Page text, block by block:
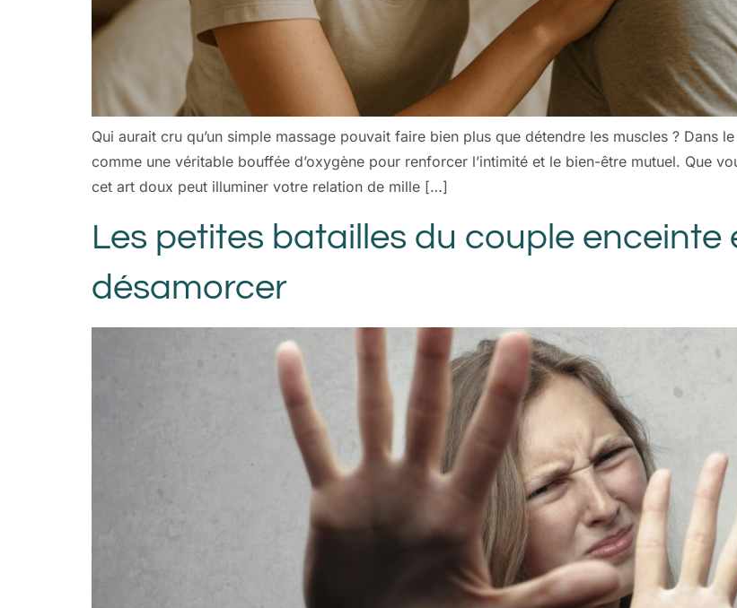
Qui aurait cru qu’un simple massage pouvait faire bien plus que détendre les muscles ? Dans
comme une véritable bouffée d’oxygène pour renforcer l’intimité et le bien-être mutuel. Que
cet art doux peut illuminer votre relation de mille […]
Les petites batailles du couple enceinte
désamorcer